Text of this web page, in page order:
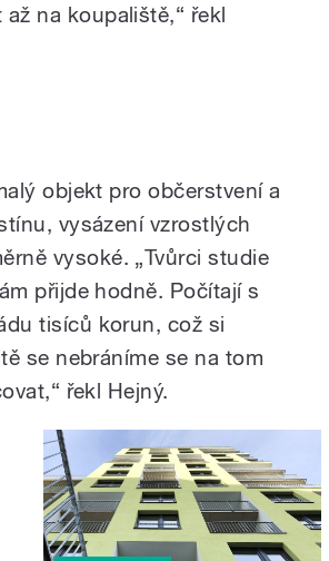
na koupaliště,“ řekl
objekt pro občerstvení a
vysázení vzrostlých
vysoké. „Tvůrci studie
přijde hodně. Počítají s
tisíců korun, což si
se nebráníme se na tom
řekl Hejný.